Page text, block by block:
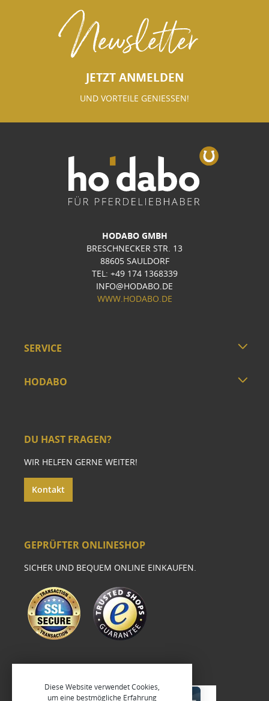
Newsletter
JETZT ANMELDEN
UND VORTEILE GENIESSEN!
HODABO GMBH
BRESCHNECKER STR. 13
88605 SAULDORF
TEL: +49 174 1368339
INFO@HODABO.DE
WWW.HODABO.DE
SERVICE
HODABO
DU HAST FRAGEN?
WIR HELFEN GERNE WEITER!
Kontakt
GEPRÜFTER ONLINESHOP
SICHER UND BEQUEM ONLINE EINKAUFEN.
Diese Website verwendet Cookies,
um eine bestmögliche Erfahrung